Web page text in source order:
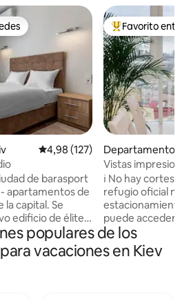
Calificación promedio: 4,98 de
4,98 (127)
de barasport
apartamentos de
la capital. Se
edificio de élite
a pie del metro
de tren. Los
lugares turísticos
Favorito entre
Favorito entre
Departamento en
Vistas
Cityhotel Kyiv
ℹ️ No hay cortes de
refugio oficial
estacionamiento
puede acceder
un ascensor. El departamento (90 m²)
tiene capacidad
cuenta con 2
populares de los
vacaciones en Kiev